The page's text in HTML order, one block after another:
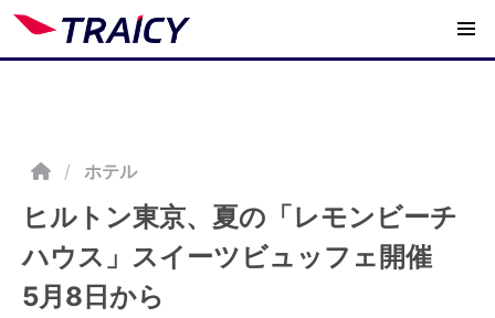
/ ホテル
ヒルトン東京、夏の「レモンビーチ
ハウス」スイーツビュッフェ開催
5月8日から